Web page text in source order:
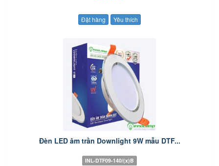
Đặt hàng Yêu thích
Đèn LED âm trần Downlight 9W mẫu DTF...
INL-DTF09-140/(x)B